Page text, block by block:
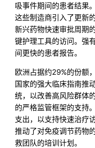
吸事件期间的患者结果
这些制造商引入了更新
新兴药物快速审批周期
键护理工具的访问。强
间更快的患者报告。
欧洲占据约29%的份额
国家的强大临床指南推
统，以改善高风险群体
的严格监管框架的支持
支出，以支持快速治疗
推动了对免疫调节药物
救团队的培训计划。